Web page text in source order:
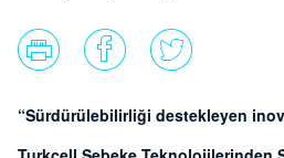
“Sürdürülebilirliği destekleyen